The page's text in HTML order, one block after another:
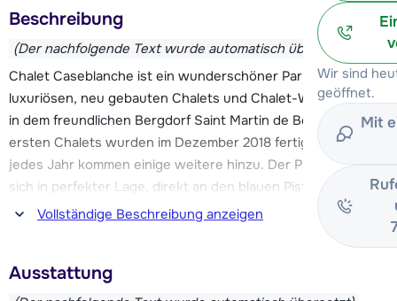
Wir sind
geöffnet.
Mit
Beschreibung
(Der nachfolgende Text wurde automatisch übersetzt)
Chalet Caseblanche ist ein wunderschöner Park mit
luxuriösen, neu gebauten Chalets und Chalet-Wohnungen
in dem freundlichen Bergdorf Saint Martin de Belleville. Die
ersten Chalets wurden im Dezember 2018 fertiggestellt, und
jedes Jahr kommen einige weitere hinzu. Der Park befindet
sich in perfekter Lage, direkt an den blauen Pisten und
direkt oberhalb der Talstation der Kabinenbahn Saint Martin
1, die Ski-in & Ski-out ermöglicht. Diese Kabinenbahn
verbindet Sie mit den Pisten, die Sie zu den Skigebieten Les
Menuires und Méribel bringen.
Vollständige Beschreibung anzeigen
Ausstattung